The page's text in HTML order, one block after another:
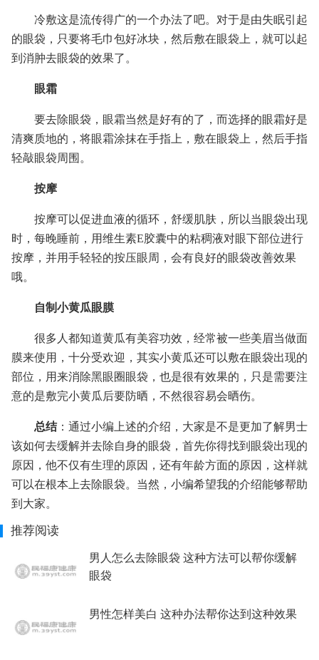
冷敷这是流传得广的一个办法了吧。对于是由失眠引起
的眼袋，只要将毛巾包好冰块，然后敷在眼袋上，就可以起
到消肿去眼袋的效果了。
眼霜
要去除眼袋，眼霜当然是好有的了，而选择的眼霜好是
清爽质地的，将眼霜涂抹在手指上，敷在眼袋上，然后手指
轻敲眼袋周围。
按摩
按摩可以促进血液的循环，舒缓肌肤，所以当眼袋出现
时，每晚睡前，用维生素E胶囊中的粘稠液对眼下部位进行
按摩，并用手轻轻的按压眼周，会有良好的眼袋改善效果
哦。
自制小黄瓜眼膜
很多人都知道黄瓜有美容功效，经常被一些美眉当做面
膜来使用，十分受欢迎，其实小黄瓜还可以敷在眼袋出现的
部位，用来消除黑眼圈眼袋，也是很有效果的，只是需要注
意的是敷完小黄瓜后要防晒，不然很容易会晒伤。
总结：通过小编上述的介绍，大家是不是更加了解男士
该如何去缓解并去除自身的眼袋，首先你得找到眼袋出现的
原因，他不仅有生理的原因，还有年龄方面的原因，这样就
可以在根本上去除眼袋。当然，小编希望我的介绍能够帮助
到大家。
推荐阅读
男人怎么去除眼袋 这种方法可以帮你缓解
眼袋
男性怎样美白 这种办法帮你达到这种效果